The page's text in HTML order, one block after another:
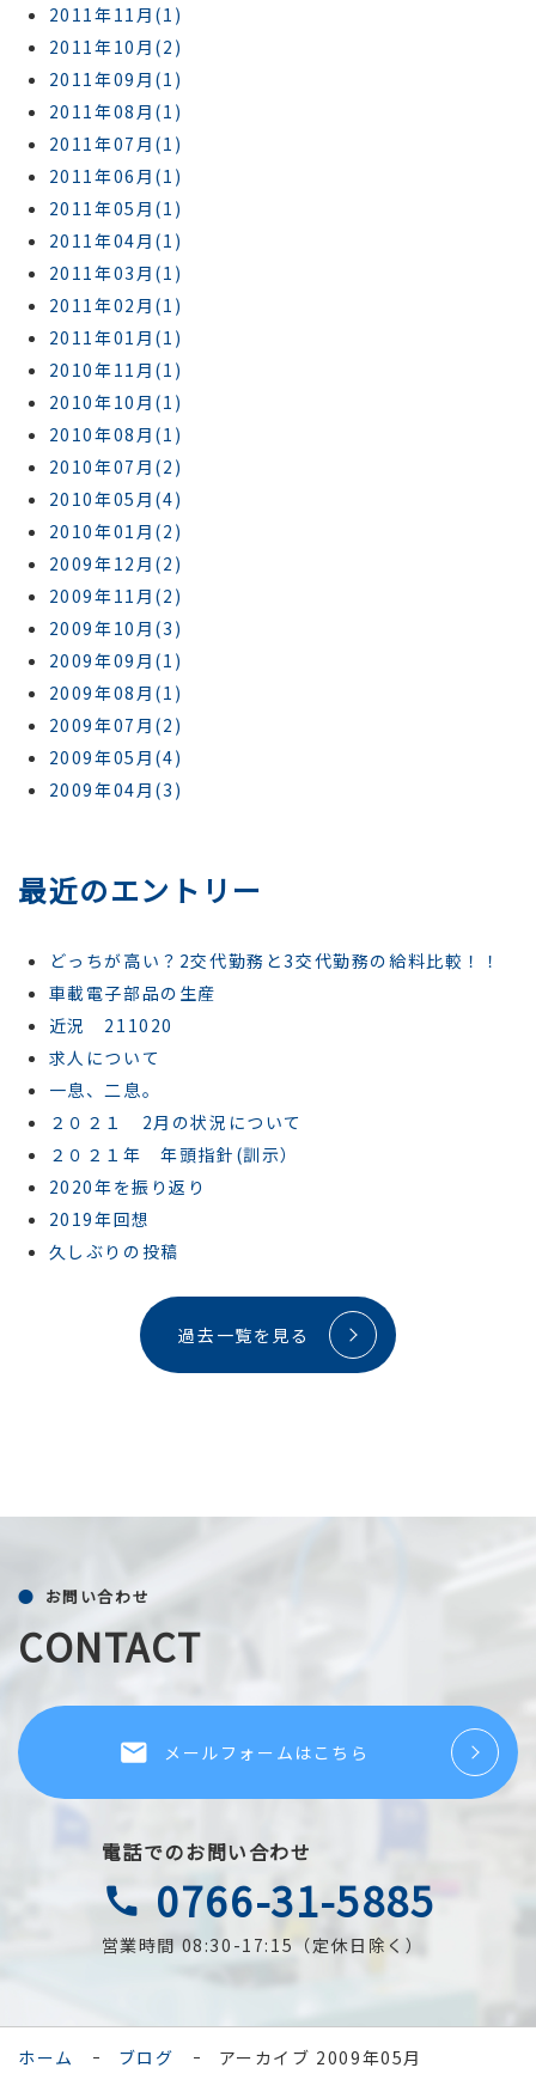
2011年11月(1)
2011年10月(2)
2011年09月(1)
2011年08月(1)
2011年07月(1)
2011年06月(1)
2011年05月(1)
2011年04月(1)
2011年03月(1)
2011年02月(1)
2011年01月(1)
2010年11月(1)
2010年10月(1)
2010年08月(1)
2010年07月(2)
2010年05月(4)
2010年01月(2)
2009年12月(2)
2009年11月(2)
2009年10月(3)
2009年09月(1)
2009年08月(1)
2009年07月(2)
2009年05月(4)
2009年04月(3)
最近のエントリー
どっちが高い？2交代勤務と3交代勤務の給料比較！！
車載電子部品の生産
近況 211020
求人について
一息、二息。
２０２１ 2月の状況について
２０２１年 年頭指針(訓示）
2020年を振り返り
2019年回想
久しぶりの投稿
過去一覧を見る
CONTACT
お問い合わせ
local_post_office メールフォームはこちら
電話でのお問い合わせ
call 0766-31-5885
営業時間 08:30-17:15（定休日除く）
ホーム ブログ アーカイブ 2009年05月